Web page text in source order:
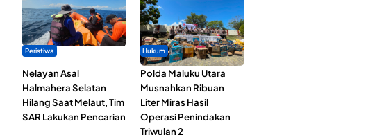
Peristiwa
Nelayan Asal
Halmahera Selatan
Hilang Saat Melaut, Tim
SAR Lakukan Pencarian
Hukum
Polda Maluku Utara
Musnahkan Ribuan
Liter Miras Hasil
Operasi Penindakan
Triwulan 2